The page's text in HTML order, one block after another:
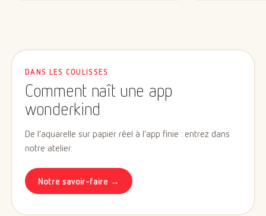
DANS LES COULISSES
Comment naît une app
wonderkind
De l’aquarelle sur papier réel à l’app finie : entrez dans
notre atelier.
Notre savoir-faire →